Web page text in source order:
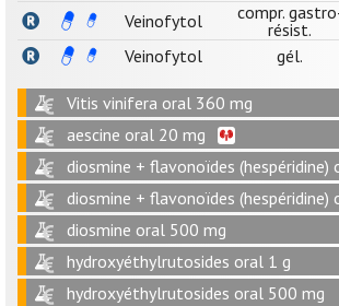
Veinofytol
compr.
résist.
Veinofytol
gél.
Vitis vinifera oral 360 mg
aescine oral 20 mg
diosmine + flavonoïdes (hespéridine)
diosmine + flavonoïdes
diosmine oral 500 mg
hydroxyéthylrutosides oral 1 g
hydroxyéthylrutosides oral 500 mg